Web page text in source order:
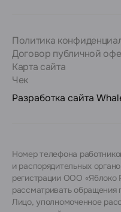
Политика
Договор публичной
Карта сайта
Чек
Разработка сайта
Номер телефона
и распорядительных
регистрации ООО «Яблоко
рассматривать обращения
Лицо, уполномоченное